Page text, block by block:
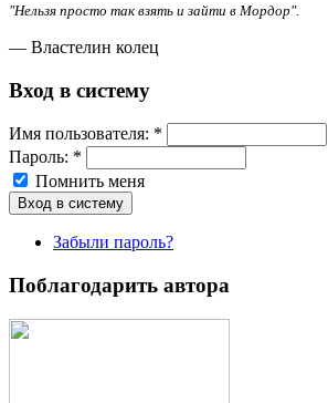
"Нельзя просто так взять и зайти в Мордор".
— Властелин колец
Вход в систему
Имя пoльзовaтeля: *
Пароль: *
Помнить меня
Забыли пароль?
Поблагодарить автора